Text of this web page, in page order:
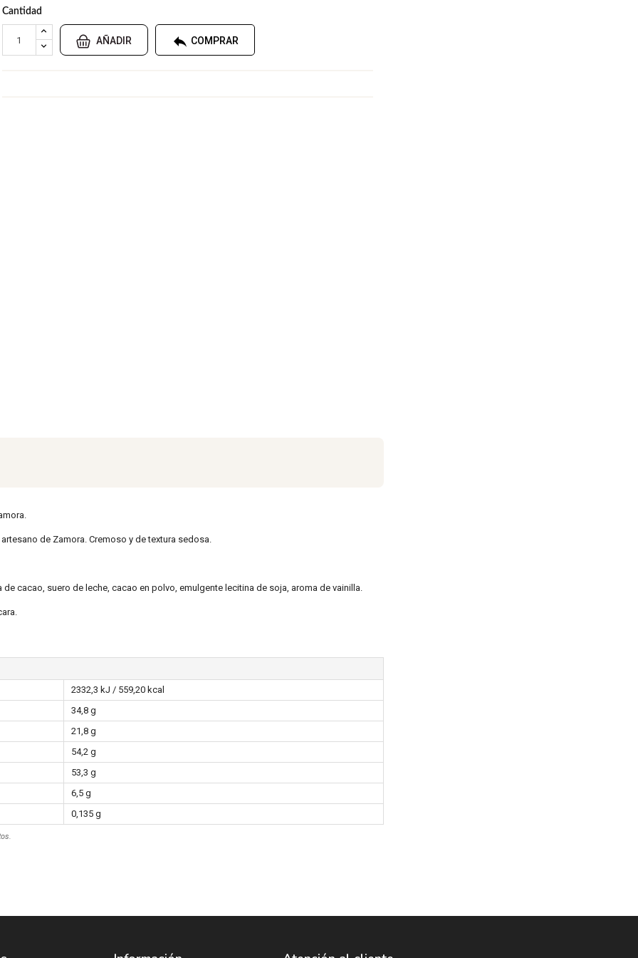
Cantidad
AÑADIR  COMPRAR
de Zamora. Cremoso y de textura sedosa.
cacao, suero de leche, cacao en polvo, emulgente lecitina de soja, aroma de vainilla.
2332,3 kJ / 559,20 kcal
34,8 g
21,8 g
54,2 g
53,3 g
6,5 g
0,135 g